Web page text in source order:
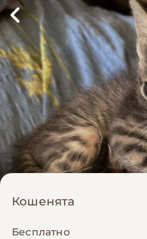
Кошенята
Бесплатно